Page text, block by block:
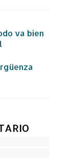
va bien